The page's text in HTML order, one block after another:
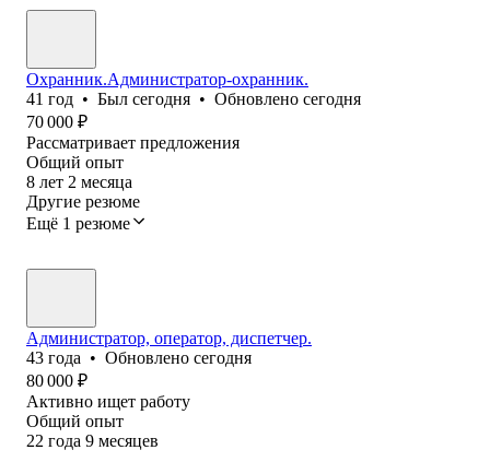
Охранник.Администратор-охранник.
41 год • Был сегодня • Обновлено сегодня
70 000 ₽
Рассматривает предложения
Общий опыт
8 лет 2 месяца
Другие резюме
Ещё 1 резюме
Администратор, оператор, диспетчер.
43 года • Обновлено сегодня
80 000 ₽
Активно ищет работу
Общий опыт
22 года 9 месяцев